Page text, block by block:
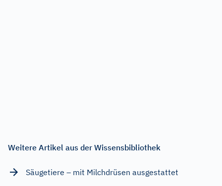
Weitere Artikel aus der Wissensbibliothek
Säugetiere – mit Milchdrüsen ausgestattet